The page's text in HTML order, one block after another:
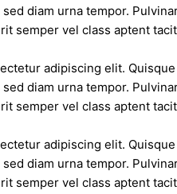
diam urna tempor.
semper vel class aptent
adipiscing elit.
diam urna tempor.
semper vel class aptent
adipiscing elit.
diam urna tempor.
semper vel class aptent